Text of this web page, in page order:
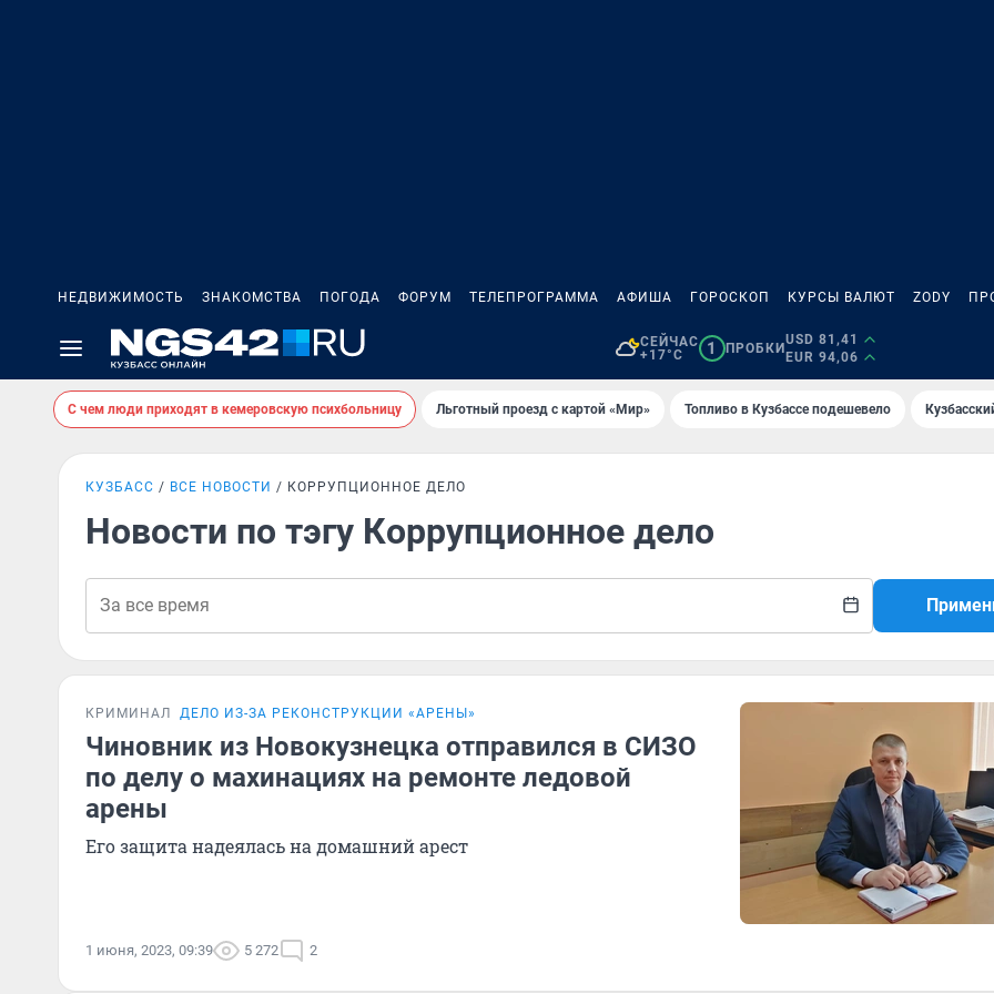
НЕДВИЖИМОСТЬ ЗНАКОМСТВА ПОГОДА ФОРУМ ТЕЛЕПРОГРАММА АФИША ГОРОСКОП КУРСЫ ВАЛЮТ ZODY
СЕЙЧАС
+17°C
1 ПРОБКИ
USD 81,41
EUR 94,06
С чем люди приходят в кемеровскую психбольницу Льготный проезд с картой «Мир» Топливо в Кузбассе подешевело
КУЗБАСС ВСЕ НОВОСТИ КОРРУПЦИОННОЕ ДЕЛО
Новости по тэгу Коррупционное дело
КРИМИНАЛ ДЕЛО ИЗ-ЗА РЕКОНСТРУКЦИИ «АРЕНЫ»
Чиновник из Новокузнецка отправился в СИЗО
по делу о махинациях на ремонте ледовой
арены
Его защита надеялась на домашний арест
1 июня, 2023, 09:39 5 272 2